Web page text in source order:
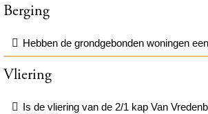
Berging
Hebben de grondgebonden woningen
Vliering
Is de vliering van de 2/1 kap Van